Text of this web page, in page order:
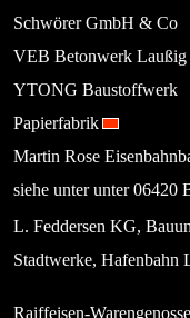
Schwörer GmbH & Co
VEB Betonwerk Laußig
YTONG Baustoffwerk
Papierfabrik
Martin Rose
siehe unter unter 06420
L. Feddersen KG,
Stadtwerke, Hafenbahn
Raiffeisen-